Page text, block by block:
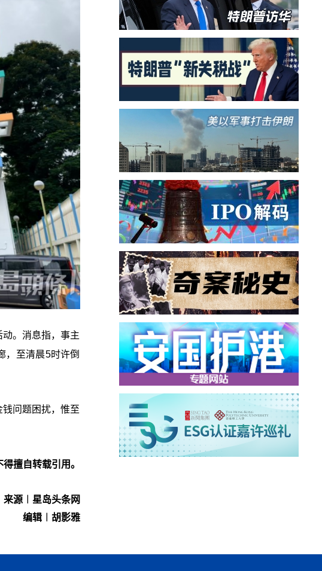
。消息指，事主
，至清晨5时许倒
问题困扰，惟至
擅自转载引用。
来源︱星岛头条网
编辑︱胡影雅